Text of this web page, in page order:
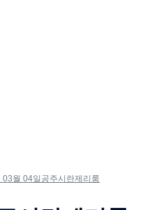
월 04일 공주시란제리룸